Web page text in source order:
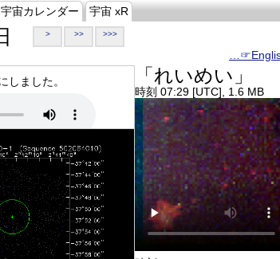
宇宙カレンダー 宇宙 xR
> >> >>>
しました。 「れいめい」
時刻 07:29 [UTC], 1.6 MB